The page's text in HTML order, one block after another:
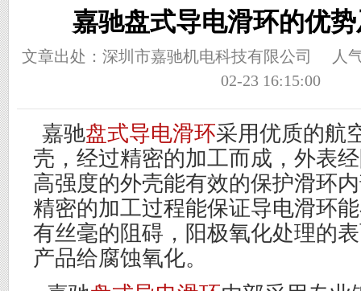
嘉驰盘式导电滑环的优
文章出处：深圳市嘉驰机电科技有限公司
人
02-23 16:15:00
嘉驰盘式导电滑环采用优质的航
壳，经过精密的加工而成，外表
高强度的外壳能有效的保护滑环
精密的加工过程能保证导电滑环
有丝毫的阻碍，阳极氧化处理的
产品给腐蚀氧化。